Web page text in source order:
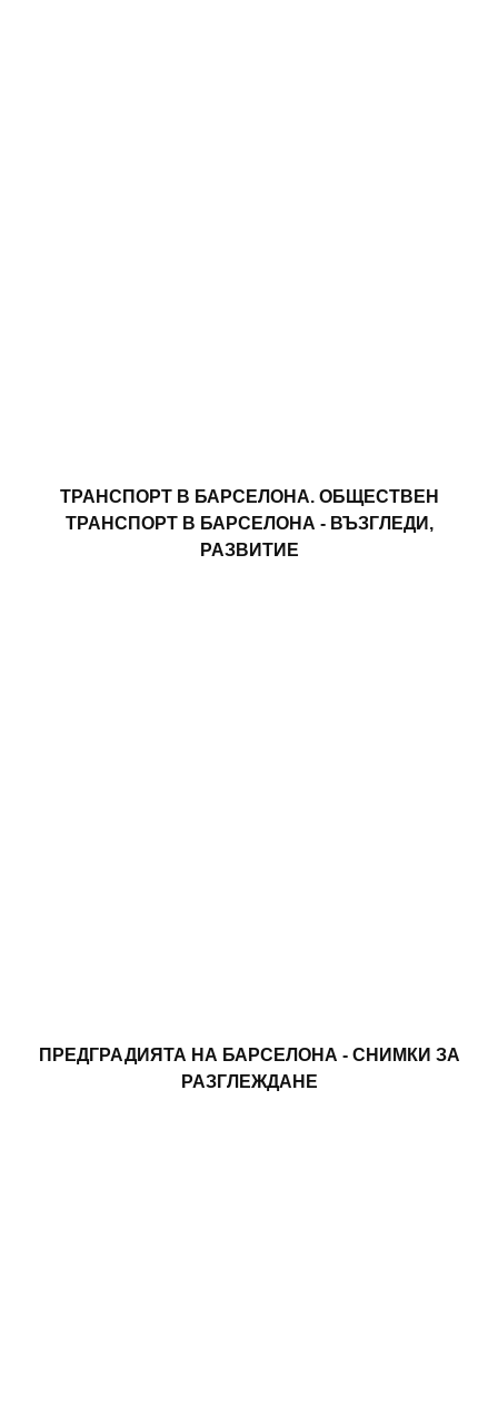
ТРАНСПОРТ В БАРСЕЛОНА. ОБЩЕСТВЕН
ТРАНСПОРТ В БАРСЕЛОНА - ВЪЗГЛЕДИ,
РАЗВИТИЕ
ПРЕДГРАДИЯТА НА БАРСЕЛОНА - СНИМКИ ЗА
РАЗГЛЕЖДАНЕ